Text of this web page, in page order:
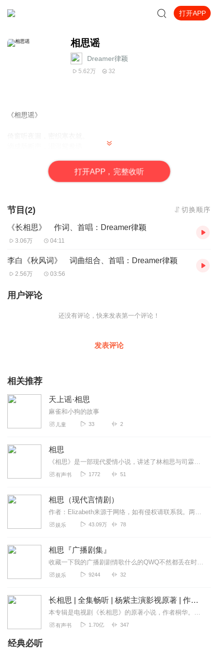
打开APP
相思谣
Dreamer律颖
5.62万 32
《相思谣》
应知楼上人，更比黄花瘦。
辛弃疾《青玉案(元夕)》、苏轼《蝶恋花(花褪残红)》、李之仪《卜
……
残红青杏小,卜算子,我住长江头,鹊桥仙,纤云弄巧,长相思,宋金元八名
家,韦庄,汉乐府,李白,辛弃疾,苏轼,李之仪,秦观,王俊雄,Dreamer律颖
打开APP，完整收听
节目(2) 切换顺序
《长相思》 作词、首唱：Dreamer律颖
3.06万 04:11
李白《秋风词》 词曲组合、首唱：Dreamer律颖
2.56万 03:56
用户评论
还没有评论，快来发表第一个评论！
发表评论
相关推荐
天上谣·相思
麻雀和小狗的故事
儿童 33 2
相思
《相思》是一部现代爱情小说，讲述了林相思与司霖宇这对夫妻因误会和背叛而陷入婚姻危机的故事。林相思深爱司霖宇，却遭其冷漠对待和怀疑；司霖宇则因初恋苏娅的挑拨而对林...
有声书 1772 51
相思（现代言情剧）
作者：Elizabeth来源于网络，如有侵权请联系我。两个人，一段情，多少相思在不经意的时候，进入到了梦里，而他和她却仍是浑然不知且看极度腹黑律师怎么收服心软小...
娱乐 43.09万 78
相思『广播剧集』
收藏一下我的广播剧剧情歌什么的QWQ不然都丢在时光里了。QAQ。团队作品就扔在相思家了，欢迎移步~
娱乐 9244 32
长相思 | 全集畅听 | 杨紫主演影视原著 | 作者桐华
本专辑是电视剧《长相思》的原著小说，作者桐华。音频包括电视剧第一、二季内容，1~188集为第一季，189~345集为第二季。独家有声剧版本特别放送喜马拉雅独家...
有声书 1.70亿 347
经典必听